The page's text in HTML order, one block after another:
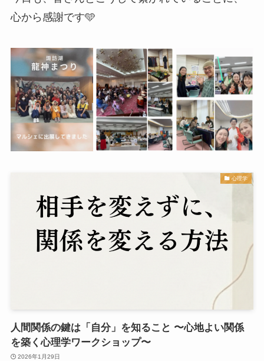
心から感謝です🩵
心理学
人間関係の鍵は「自分」を知ること 〜心地よい関係
を築く心理学ワークショップ〜
2026年1月29日